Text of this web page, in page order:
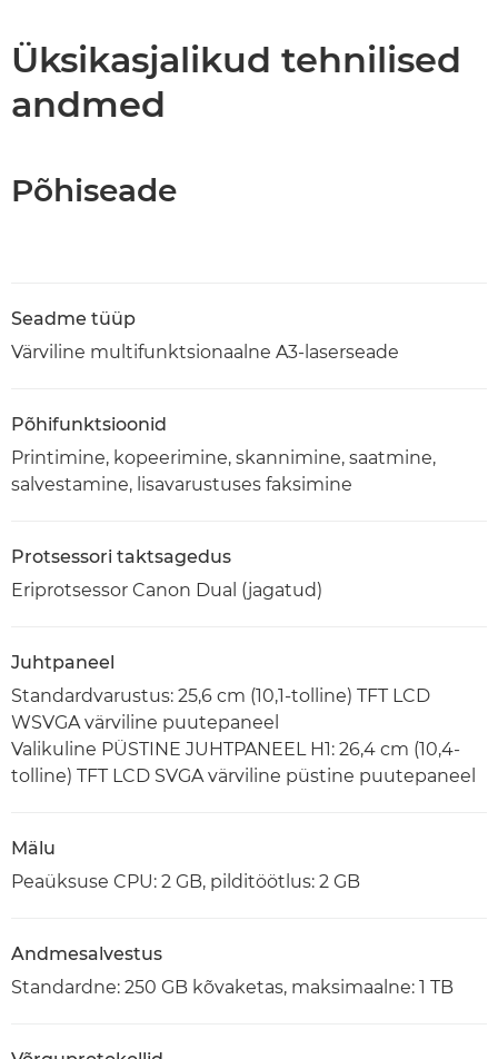
PDF-i allalaadimine
Üksikasjalikud tehnilised
andmed
Põhiseade
Seadme tüüp
Värviline multifunktsionaalne A3-laserseade
Põhifunktsioonid
Printimine, kopeerimine, skannimine, saatmine,
salvestamine, lisavarustuses faksimine
Protsessori taktsagedus
Eriprotsessor Canon Dual (jagatud)
Juhtpaneel
Standardvarustus: 25,6 cm (10,1-tolline) TFT LCD
WSVGA värviline puutepaneel
Valikuline PÜSTINE JUHTPANEEL H1: 26,4 cm (10,4-
tolline) TFT LCD SVGA värviline püstine puutepaneel
Mälu
Peaüksuse CPU: 2 GB, pilditöötlus: 2 GB
Andmesalvestus
Standardne: 250 GB kõvaketas, maksimaalne: 1 TB